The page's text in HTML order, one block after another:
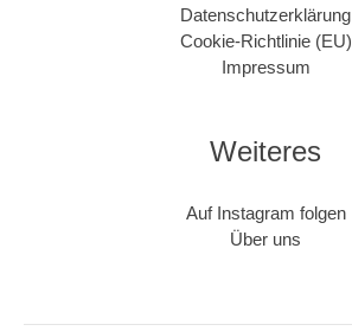
Datenschutzerklärung
Cookie-Richtlinie (EU)
Impressum
Weiteres
Auf Instagram folgen
Über uns